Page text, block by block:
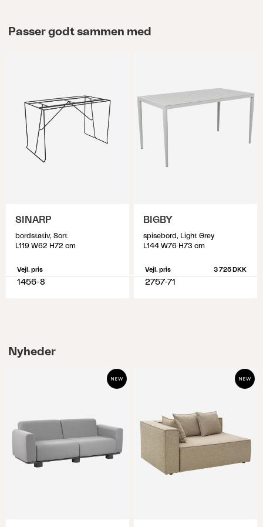
Passer godt sammen med
SINARP
bordstativ, Sort
L119 W62 H72 cm
Vejl. pris
1456-8
BIGBY
spisebord, Light Grey
L144 W76 H73 cm
Vejl. pris 3 725 DKK
2757-71
Nyheder